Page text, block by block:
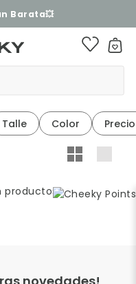
Barata💥
Talle Color Precio
productos